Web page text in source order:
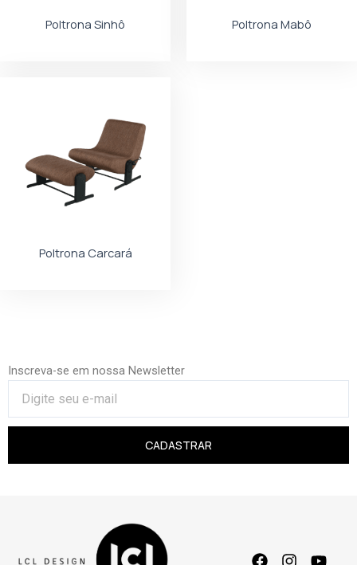
Poltrona Sinhô Poltrona Mabô
Poltrona Carcará
Inscreva-se em nossa Newsletter
CADASTRAR